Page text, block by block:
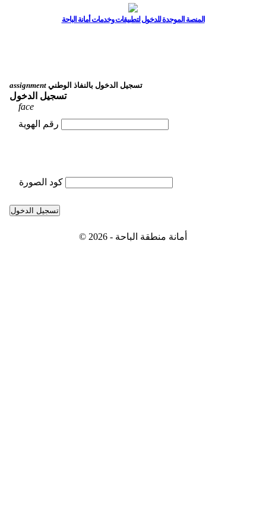
المنصة الموحدة للدخول لتطبيقات وخدمات أمانة الباحة
assignment تسجيل الدخول بالنفاذ الوطني
تسجيل الدخول
face
رقم الهوية
كود الصورة
تسجيل الدخول
© 2026 - أمانة منطقة الباحة